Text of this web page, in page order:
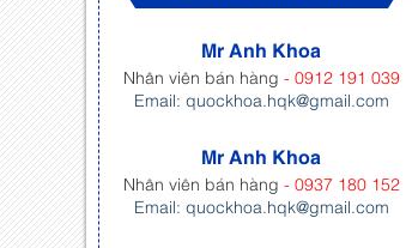
Mr Anh Khoa
Nhân viên bán hàng - 0912 191 039
Email: quockhoa.hqk@gmail.com
Mr Anh Khoa
Nhân viên bán hàng - 0937 180 152
Email: quockhoa.hqk@gmail.com